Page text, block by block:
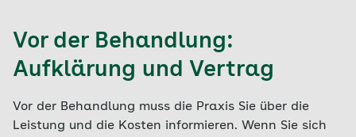
Vor der Behandlung:
Aufklärung und Vertrag
Vor der Behandlung muss die Praxis Sie über die
Leistung und die Kosten informieren. Wenn Sie sich